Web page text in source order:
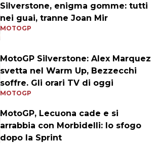
Silverstone, enigma gomme: tutti
nei guai, tranne Joan Mir
MOTOGP
MotoGP Silverstone: Alex Marquez
svetta nel Warm Up, Bezzecchi
soffre. Gli orari TV di oggi
MOTOGP
MotoGP, Lecuona cade e si
arrabbia con Morbidelli: lo sfogo
dopo la Sprint